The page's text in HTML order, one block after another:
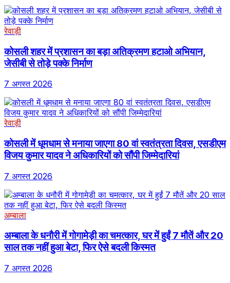
रेवाड़ी
कोसली शहर में प्रशासन का बड़ा अतिक्रमण हटाओ अभियान,
जेसीबी से तोड़े पक्के निर्माण
7 अगस्त 2026
रेवाड़ी
कोसली में धूमधाम से मनाया जाएगा 80 वां स्वतंत्रता दिवस, एसडीएम
विजय कुमार यादव ने अधिकारियों को सौंपी जिम्मेदारियां
7 अगस्त 2026
अम्बाला
अम्बाला के धनौरी में गोगामेड़ी का चमत्कार, घर में हुईं 7 मौतें और 20
साल तक नहीं हुआ बेटा, फिर ऐसे बदली किस्मत
7 अगस्त 2026